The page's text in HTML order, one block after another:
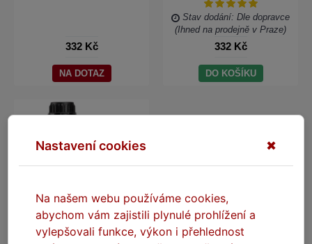
332 Kč
NA DOTAZ
Stav dodání: Dle dopravce
(Ihned na prodejně v Praze)
332 Kč
DO KOŠÍKU
Nastavení cookies ✖
Na našem webu používáme cookies,
abychom vám zajistili plynulé prohlížení a
vylepšovali funkce, výkon i přehlednost